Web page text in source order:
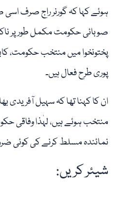
ہوئے کہا کہ گورنر راج صرف
صوبائی حکومت مکمل طور پر
پختونخوا میں منتخب حکومت،
پوری طرح فعال ہیں۔
ان کا کہنا تھا کہ سہیل آفریدی
منتخب ہوئے ہیں، لہٰذا وفاقی
نمائندہ مسلط کرنے کی کوئی
شیئر کریں: